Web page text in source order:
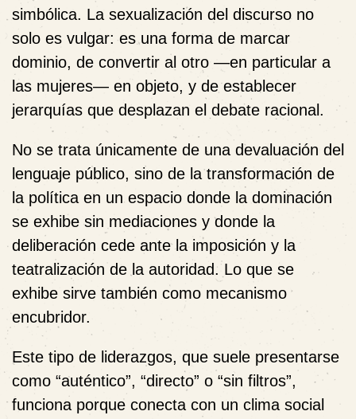
simbólica. La sexualización del discurso no
solo es vulgar: es una forma de marcar
dominio, de convertir al otro —en particular a
las mujeres— en objeto, y de establecer
jerarquías que desplazan el debate racional.
No se trata únicamente de una devaluación del
lenguaje público, sino de la transformación de
la política en un espacio donde la dominación
se exhibe sin mediaciones y donde la
deliberación cede ante la imposición y la
teatralización de la autoridad. Lo que se
exhibe sirve también como mecanismo
encubridor.
Este tipo de liderazgos, que suele presentarse
como “auténtico”, “directo” o “sin filtros”,
funciona porque conecta con un clima social